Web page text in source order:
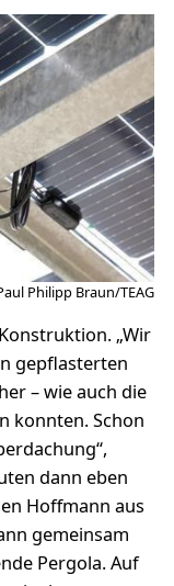
Philipp Braun/TEAG
„Wir
gepflasterten
– wie auch die
konnten. Schon
dann eben
Hoffmann aus
gemeinsam
Pergola. Auf